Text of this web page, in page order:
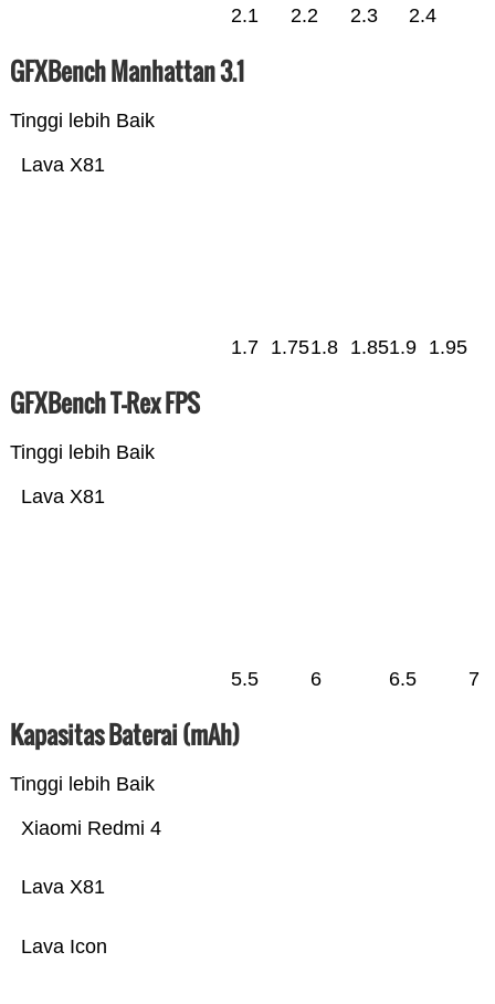
2.1 2.2 2.3 2.4
GFXBench Manhattan 3.1
Tinggi lebih Baik
Lava X81
1.7 1.751.8 1.851.9 1.95
GFXBench T-Rex FPS
Tinggi lebih Baik
Lava X81
5.5 6 6.5 7
Kapasitas Baterai (mAh)
Tinggi lebih Baik
Lava Icon
Lava X81
Xiaomi Redmi 4